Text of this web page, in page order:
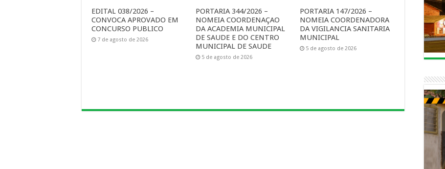
EDITAL 038/2026 –
CONVOCA APROVADO EM
CONCURSO PUBLICO
7 de agosto de 2026
PORTARIA 344/2026 –
NOMEIA COORDENAÇAO
DA ACADEMIA MUNICIPAL
DE SAUDE E DO CENTRO
MUNICIPAL DE SAUDE
5 de agosto de 2026
PORTARIA 147/2026 –
NOMEIA COORDENADORA
DA VIGILANCIA SANITARIA
MUNICIPAL
5 de agosto de 2026